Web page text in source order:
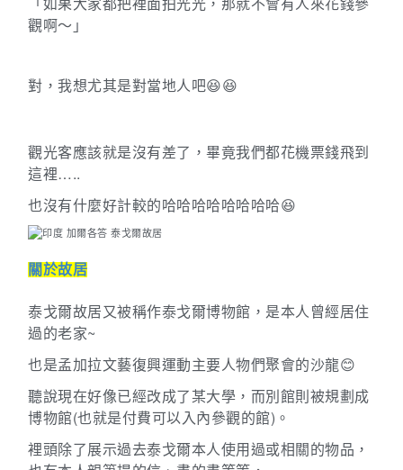
觀啊～」
對，我想尤其是對當地人吧😆😆
觀光客應該就是沒有差了，畢竟我們都花機票錢飛到
這裡…..
也沒有什麼好計較的哈哈哈哈哈哈哈哈😆
關於故居
泰戈爾故居又被稱作泰戈爾博物館，是本人曾經居住
過的老家~
也是孟加拉文藝復興運動主要人物們聚會的沙龍😊
聽說現在好像已經改成了某大學，而別館則被規劃成
博物館(也就是付費可以入內參觀的館)。
裡頭除了展示過去泰戈爾本人使用過或相關的物品，